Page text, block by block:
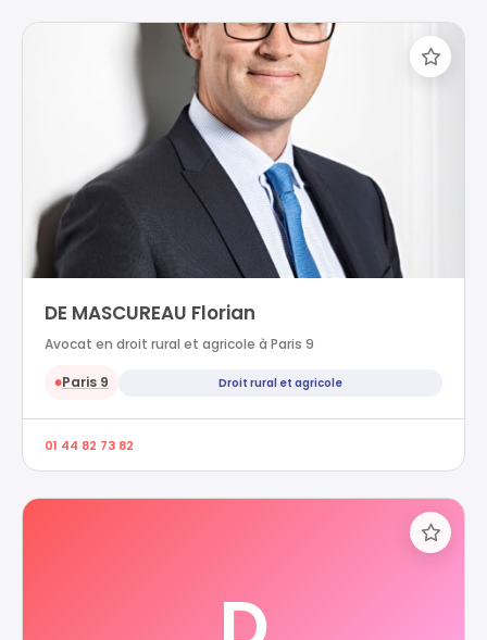
DE MASCUREAU Florian
Avocat en droit rural et agricole à Paris 9
●Paris 9 Droit rural et agricole
01 44 82 73 82